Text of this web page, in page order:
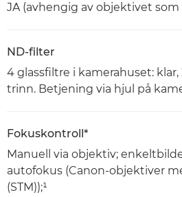
JA (avhengig av objektivet som
ND-filter
4 glassfiltre i kamerahuset:
trinn. Betjening via hjul på
Fokuskontroll*
Manuell via objektiv;
autofokus (Canon-objektiver
(STM));¹